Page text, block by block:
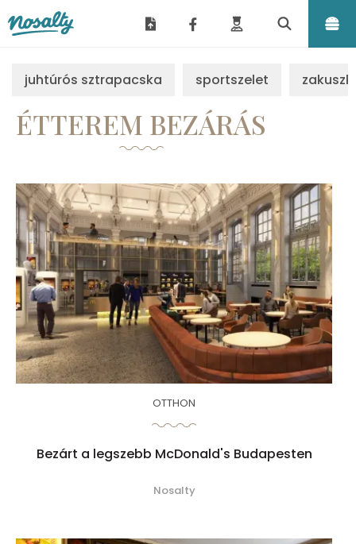
juhtúrós sztrapacska sportszelet
ÉTTEREM BEZÁRÁS
OTTHON
Bezárt a legszebb McDonald's Budapesten
Nosalty